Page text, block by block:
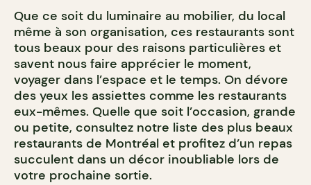
Que ce soit du luminaire au mobilier, du local
même à son organisation, ces restaurants sont
tous beaux pour des raisons particulières et
savent nous faire apprécier le moment,
voyager dans l’espace et le temps. On dévore
des yeux les assiettes comme les restaurants
eux-mêmes. Quelle que soit l’occasion, grande
ou petite, consultez notre liste des plus beaux
restaurants de Montréal et profitez d’un repas
succulent dans un décor inoubliable lors de
votre prochaine sortie.